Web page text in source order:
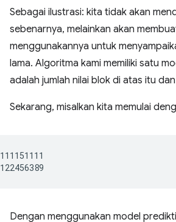
Sebagai ilustrasi: kita tidak akan
sebenarnya, melainkan akan
menggunakannya untuk
lama. Algoritma kami memiliki satu
adalah jumlah nilai blok di atas itu
Sekarang, misalkan kita memulai
111151111
Dengan menggunakan model